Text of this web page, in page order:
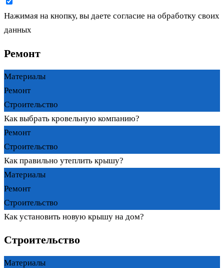
Нажимая на кнопку, вы даете согласие на обработку своих
данных
Ремонт
Материалы
Ремонт
Строительство
Как выбрать кровельную компанию?
Ремонт
Строительство
Как правильно утеплить крышу?
Материалы
Ремонт
Строительство
Как установить новую крышу на дом?
Строительство
Материалы